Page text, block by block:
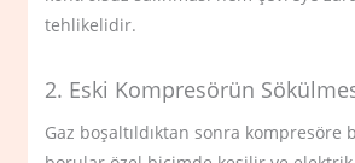
tehlikelidir.
2. Eski Kompresörün
Gaz boşaltıldıktan sonra kompresöre